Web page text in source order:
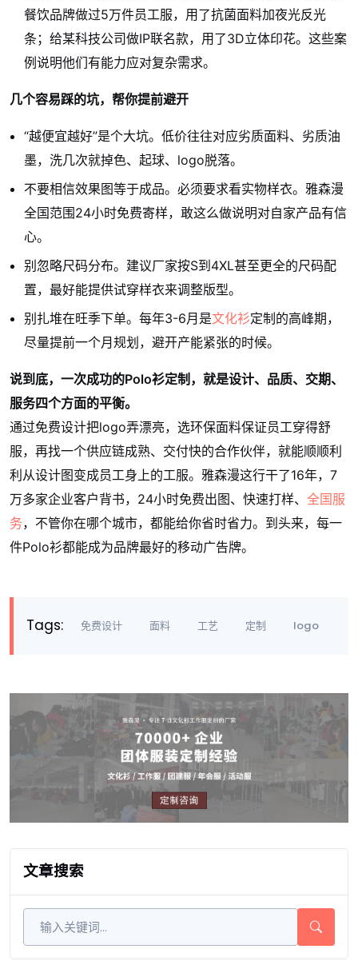
餐饮品牌做过5万件员工服，用了抗菌面料加夜光反光
条；给某科技公司做IP联名款，用了3D立体印花。这些案
例说明他们有能力应对复杂需求。
几个容易踩的坑，帮你提前避开
“越便宜越好”是个大坑。低价往往对应劣质面料、劣质油
墨，洗几次就掉色、起球、logo脱落。
不要相信效果图等于成品。必须要求看实物样衣。雅森漫
全国范围24小时免费寄样，敢这么做说明对自家产品有信
心。
别忽略尺码分布。建议厂家按S到4XL甚至更全的尺码配
置，最好能提供试穿样衣来调整版型。
别扎堆在旺季下单。每年3-6月是文化衫定制的高峰期，
尽量提前一个月规划，避开产能紧张的时候。
说到底，一次成功的Polo衫定制，就是设计、品质、交期、
服务四个方面的平衡。
通过免费设计把logo弄漂亮，选环保面料保证员工穿得舒
服，再找一个供应链成熟、交付快的合作伙伴，就能顺顺利
利从设计图变成员工身上的工服。雅森漫这行干了16年，7
万多家企业客户背书，24小时免费出图、快速打样、 全国服
务，不管你在哪个城市，都能给你省时省力。到头来，每一
件Polo衫都能成为品牌最好的移动广告牌。
Tags: 免费设计 面料 工艺 定制 logo
文章搜索